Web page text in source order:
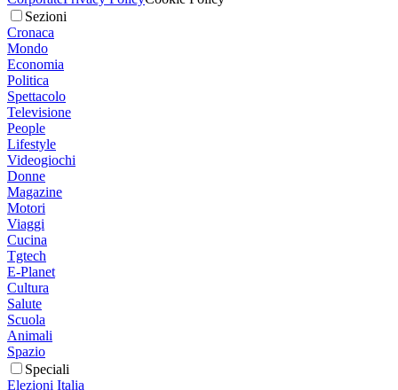
Sezioni
Cronaca
Mondo
Economia
Politica
Spettacolo
Televisione
People
Lifestyle
Videogiochi
Donne
Magazine
Motori
Viaggi
Cucina
Tgtech
E-Planet
Cultura
Salute
Scuola
Animali
Spazio
Speciali
Elezioni Italia